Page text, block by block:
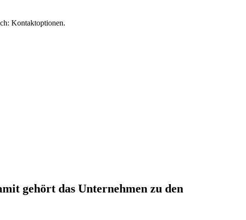
Kontaktoptionen.
gehört das Unternehmen zu den